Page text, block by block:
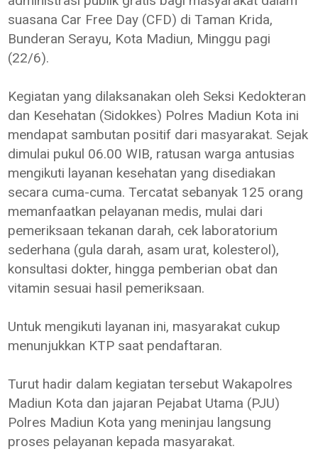
suasana Car Free Day (CFD) di Taman Krida,
Bunderan Serayu, Kota Madiun, Minggu pagi
(22/6).
Kegiatan yang dilaksanakan oleh Seksi Kedokteran
dan Kesehatan (Sidokkes) Polres Madiun Kota ini
mendapat sambutan positif dari masyarakat. Sejak
dimulai pukul 06.00 WIB, ratusan warga antusias
mengikuti layanan kesehatan yang disediakan
secara cuma-cuma. Tercatat sebanyak 125 orang
memanfaatkan pelayanan medis, mulai dari
pemeriksaan tekanan darah, cek laboratorium
sederhana (gula darah, asam urat, kolesterol),
konsultasi dokter, hingga pemberian obat dan
vitamin sesuai hasil pemeriksaan.
Untuk mengikuti layanan ini, masyarakat cukup
menunjukkan KTP saat pendaftaran.
Turut hadir dalam kegiatan tersebut Wakapolres
Madiun Kota dan jajaran Pejabat Utama (PJU)
Polres Madiun Kota yang meninjau langsung
proses pelayanan kepada masyarakat.